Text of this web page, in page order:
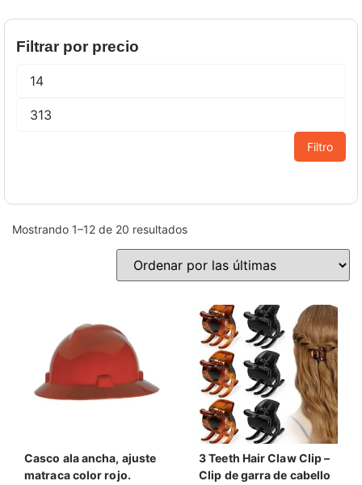
Filtrar por precio
Filtro
Mostrando 1–12 de 20 resultados
Casco ala ancha, ajuste
matraca color rojo.
3 Teeth Hair Claw Clip –
Clip de garra de cabello